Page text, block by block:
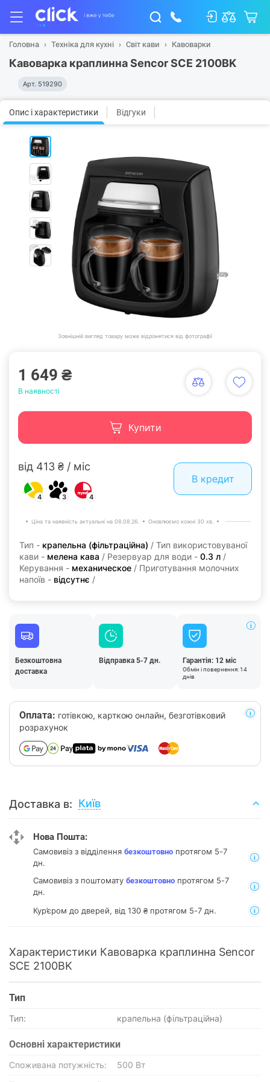
Головна Техніка для кухні Світ кави Кавоварки
Кавоварка краплинна Sencor SCE 2100BK
Арт. 519290
Опис і характеристики Відгуки
Зовнішній вигляд товару може відрізнятися від фотографії
1 649 ₴
В наявності
Купити
від 413 ₴ / міс
4 3 4
В кредит
Ціна та наявність актуальні на 08.08.26. Оновлюємо кожні 30 хв.
Тип - крапельна (фільтраційна) / Тип використовуваної
кави - мелена кава / Резервуар для води - 0.3 л /
Керування - механическое / Приготування молочних
напоїв - відсутнє /
Безкоштовна
доставка
Відправка 5-7 дн. Гарантія: 12 міс
Обмін і повернення: 14
днів
Оплата: готівкою, карткою онлайн, безготівковий
розрахунок
Доставка в: Київ
Нова Пошта:
Самовивіз з відділення безкоштовно протягом 5-7
дн.
Самовивіз з поштомату безкоштовно протягом 5-7
дн.
Кур’єром до дверей, від 130 ₴ протягом 5-7 дн.
Характеристики Кавоварка краплинна Sencor
SCE 2100BK
Тип
Тип: крапельна (фільтраційна)
Основнi характеристики
Споживана потужність:
500 Вт